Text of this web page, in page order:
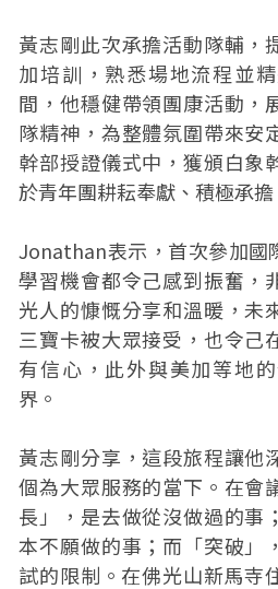
黃志剛此次承擔活動隊輔，
加培訓，熟悉場地流程並
間，他穩健帶領團康活動，
隊精神，為整體氛圍帶來安
幹部授證儀式中，獲頒白象
於青年團耕耘奉獻、積極承
Jonathan表示，首次參加國
學習機會都令己感到振奮，
光人的慷慨分享和溫暖，未
三寶卡被大眾接受，也令己
有信心，此外與美加等地
界。
黃志剛分享，這段旅程讓他
個為大眾服務的當下。在會
長」，是去做從沒做過的事
本不願做的事；而「突破」
試的限制。在佛光山新馬寺